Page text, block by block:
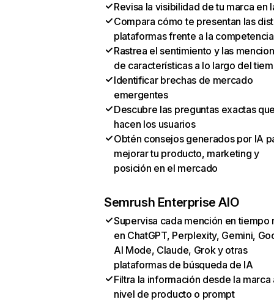
Revisa la visibilidad de tu marca en
Compara cómo te presentan las
plataformas frente a la competencia
Rastrea el sentimiento y las
de características a lo largo del
Identificar brechas de mercado
emergentes
Descubre las preguntas exactas
hacen los usuarios
Obtén consejos generados por IA
mejorar tu producto, marketing y
posición en el mercado
Semrush Enterprise AIO
Supervisa cada mención en tiempo
en ChatGPT, Perplexity, Gemini,
AI Mode, Claude, Grok y otras
plataformas de búsqueda de IA
Filtra la información desde la marca
nivel de producto o prompt